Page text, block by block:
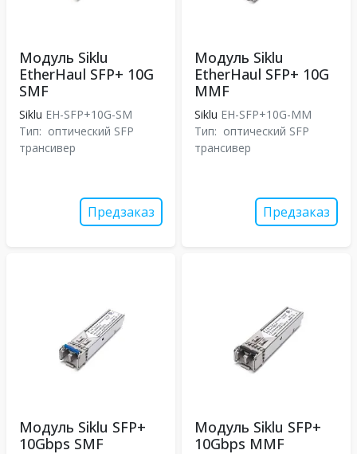
Модуль Siklu
EtherHaul SFP+ 10G
SMF
Siklu EH-SFP+10G-SM
Тип: оптический SFP
трансивер
Предзаказ
Модуль Siklu
EtherHaul SFP+ 10G
MMF
Siklu EH-SFP+10G-MM
Тип: оптический SFP
трансивер
Предзаказ
Модуль Siklu SFP+
10Gbps SMF
Модуль Siklu SFP+
10Gbps MMF